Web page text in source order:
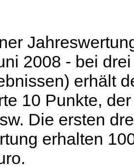
2008 - bei drei
erhält
10 Punkte,
Die ersten
erhalten